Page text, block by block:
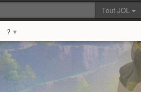
Tout JOL
?